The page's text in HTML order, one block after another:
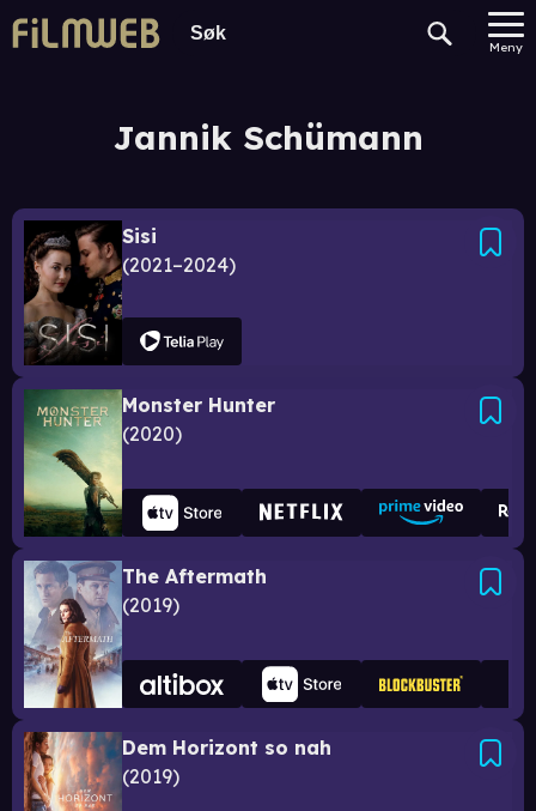
Meny
Jannik Schümann
Sisi
2021–2024
Monster Hunter
2020
The Aftermath
2019
Dem Horizont so nah
2019